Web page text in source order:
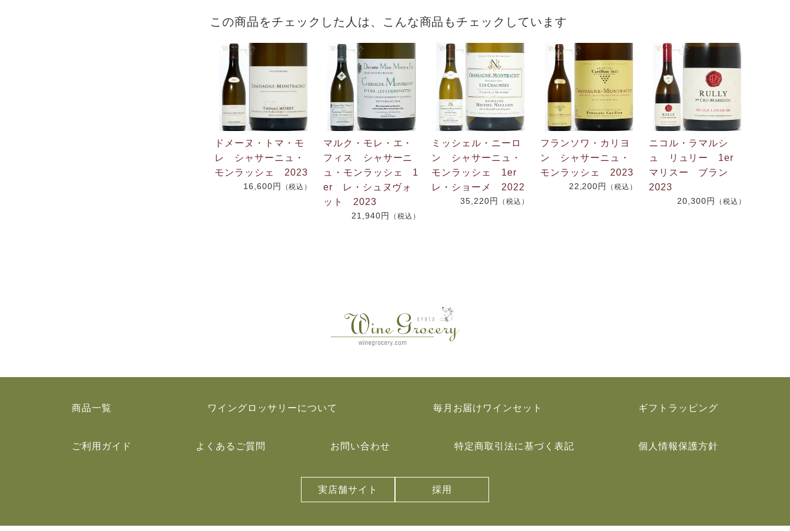
この商品をチェックした人は、こんな商品もチェックしています
ドメーヌ・トマ・モ
レ シャサーニュ・
モンラッシェ 2023
16,600円 （税込）
マルク・モレ・エ・
フィス シャサーニ
ュ・モンラッシェ 1
er レ・シュヌヴォ
ット 2023
21,940円 （税込）
ミッシェル・ニーロ
ン シャサーニュ・
モンラッシェ 1er
レ・ショーメ 2022
35,220円 （税込）
フランソワ・カリヨ
ン シャサーニュ・
モンラッシェ 2023
22,200円 （税込）
ニコル・ラマルシ
ュ リュリー 1er
マリスー ブラン
2023
20,300円 （税込）
商品一覧 ワイングロッサリーについて 毎月お届けワインセット ギフトラッピング
ご利用ガイド よくあるご質問 お問い合わせ 特定商取引法に基づく表記 個人情報保護方針
実店舗サイト 採用